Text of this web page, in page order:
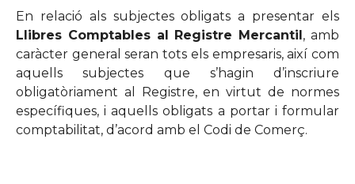
En relació als subjectes obligats a presentar els
Llibres Comptables al Registre Mercantil, amb
caràcter general seran tots els empresaris, així com
aquells subjectes que s’hagin d’inscriure
obligatòriament al Registre, en virtut de normes
específiques, i aquells obligats a portar i formular
comptabilitat, d’acord amb el Codi de Comerç.